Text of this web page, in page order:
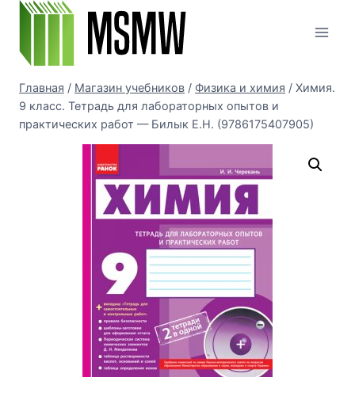
Перейти
содержимому
Главная / Магазин учебников / Физика и химия / Химия.
9 класс. Тетрадь для лабораторных опытов и
практических работ — Билык Е.Н. (9786175407905)